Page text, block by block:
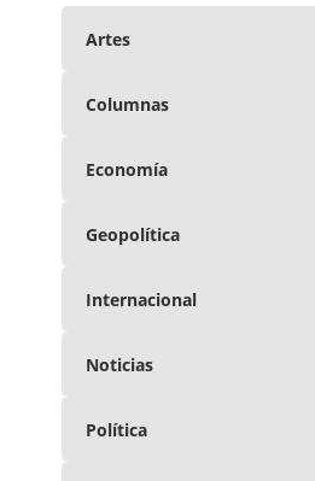
Artes
Columnas
Economía
Geopolítica
Internacional
Noticias
Política